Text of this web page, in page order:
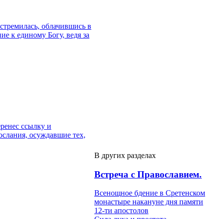
облачившись в
к единому Богу, ведя за
ссылку и
осуждавшие тех,
В других разделах
Встреча с Православием.
Всенощное бдение в Сретенском
монастыре накануне дня памяти
12-ти апостолов